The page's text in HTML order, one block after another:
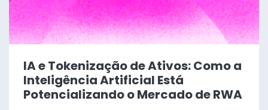
IA e Tokenização de Ativos: Como a
Inteligência Artificial Está
Potencializando o Mercado de RWA